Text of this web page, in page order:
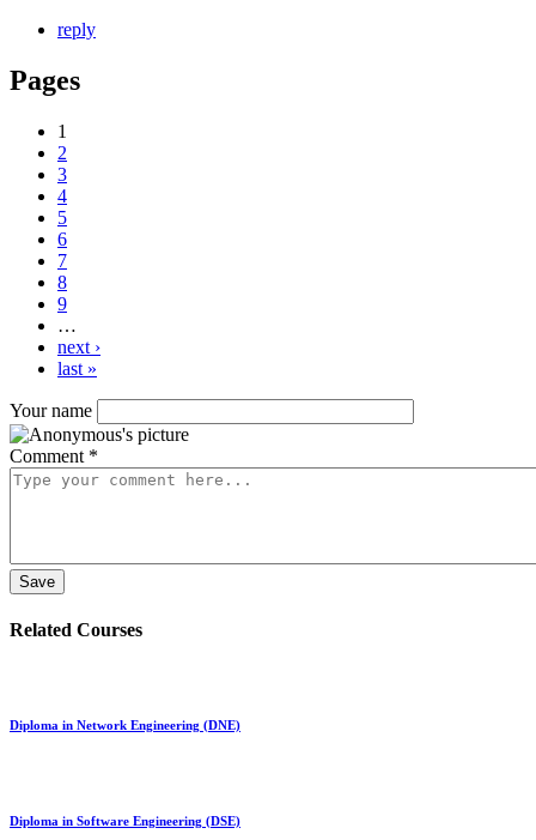
reply
Pages
1
2
3
4
5
6
7
8
9
…
next ›
last »
Your name
Comment *
Related Courses
Diploma in Network Engineering (DNE)
Diploma in Software Engineering (DSE)